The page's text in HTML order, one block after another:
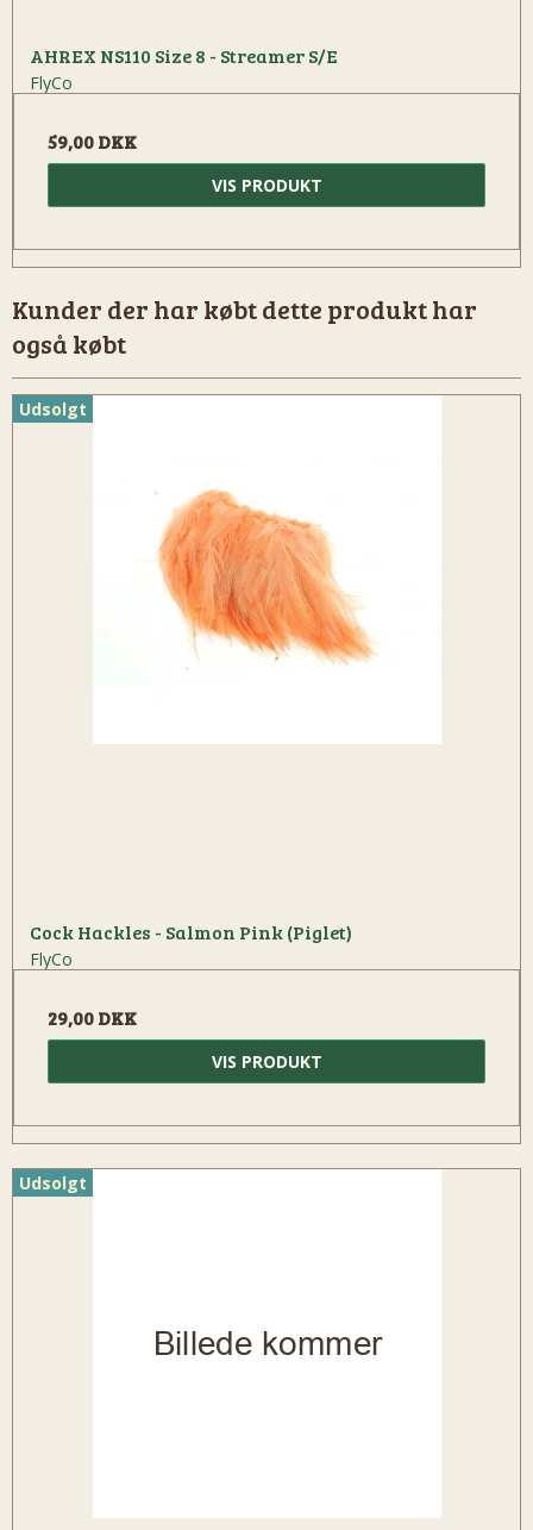
AHREX NS110 Size 8 - Streamer S/E
FlyCo
59,00 DKK
VIS PRODUKT
Kunder der har købt dette produkt har
også købt
Udsolgt
Cock Hackles - Salmon Pink (Piglet)
FlyCo
29,00 DKK
VIS PRODUKT
Udsolgt